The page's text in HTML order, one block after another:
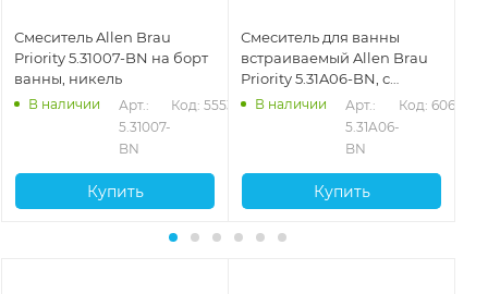
Смеситель Allen Brau
Priority 5.31007-BN на борт
ванны, никель
В наличии
Арт.:
5.31007-
BN
Код: 55530
Купить
Смеситель для ванны
встраиваемый Allen Brau
Priority 5.31A06-BN, с
внутренней частью,
никель брашированный
В наличии
Арт.:
5.31A06-
BN
Код: 60670
Купить